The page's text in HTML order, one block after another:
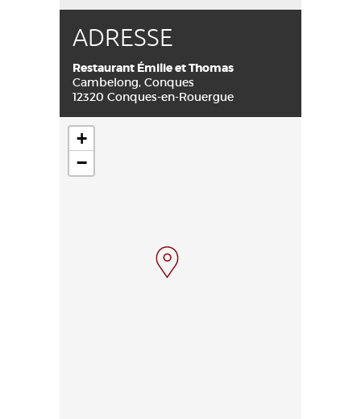
ADRESSE
Restaurant Émilie et Thomas
Cambelong, Conques
12320 Conques-en-Rouergue
+
−